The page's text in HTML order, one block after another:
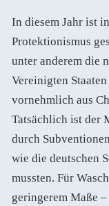
In diesem Jahr ist
Protektionismus
unter anderem die
Vereinigten
vornehmlich aus
Tatsächlich ist der
durch
wie die deutschen
mussten. Für
geringerem Maße